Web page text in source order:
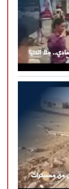
ملأ الدنيا
من معسكرات